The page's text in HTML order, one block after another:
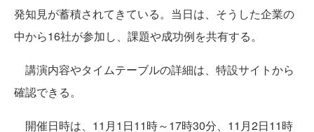
発知見が蓄積されてきている。当日は、そうした企業の
中から16社が参加し、課題や成功例を共有する。
講演内容やタイムテーブルの詳細は、特設サイトから
確認できる。
開催日時は、11月1日11時～17時30分、11月2日11時